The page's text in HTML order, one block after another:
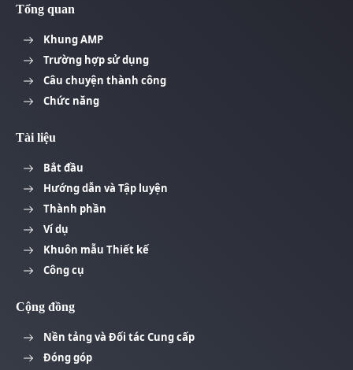
Tổng quan
Khung AMP
Trường hợp sử dụng
Câu chuyện thành công
Chức năng
Tài liệu
Bắt đầu
Hướng dẫn và Tập luyện
Thành phần
Ví dụ
Khuôn mẫu Thiết kế
Công cụ
Cộng đồng
Nền tảng và Đối tác Cung cấp
Đóng góp